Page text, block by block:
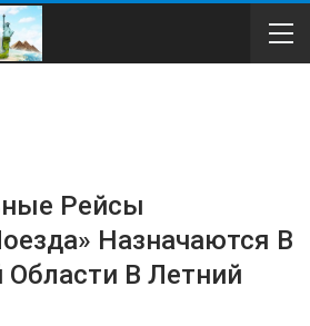
Рейсы
Назначаются В
В Летний